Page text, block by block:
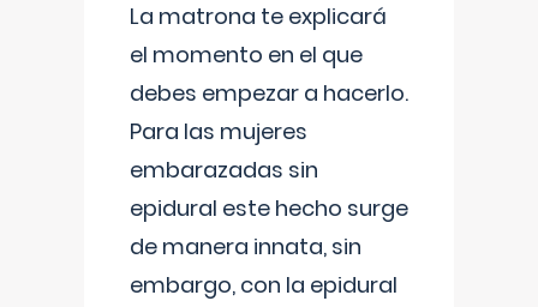
La matrona te explicará
el momento en el que
debes empezar a hacerlo.
Para las mujeres
embarazadas sin
epidural este hecho surge
de manera innata, sin
embargo, con la epidural